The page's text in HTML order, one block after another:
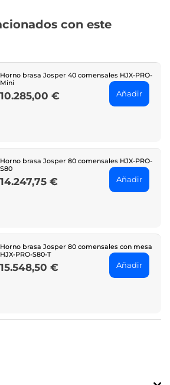
con este
Horno brasa Josper 40 comensales HJX-PRO-
Mini
Price
10.285,00 € Añadir
Horno brasa Josper 80 comensales HJX-PRO-
S80
Price
14.247,75 € Añadir
Horno brasa Josper 80 comensales con mesa
HJX-PRO-S80-T
Price
15.548,50 € Añadir